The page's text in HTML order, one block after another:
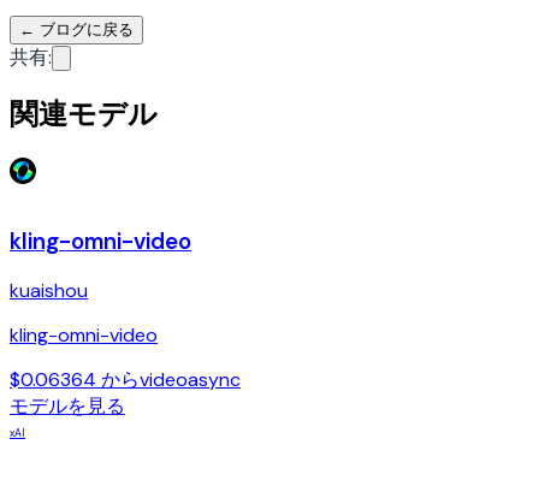
← ブログに戻る
共有:
関連モデル
kling-omni-video
kuaishou
kling-omni-video
$0.06364 からvideoasync
モデルを見る
xAI